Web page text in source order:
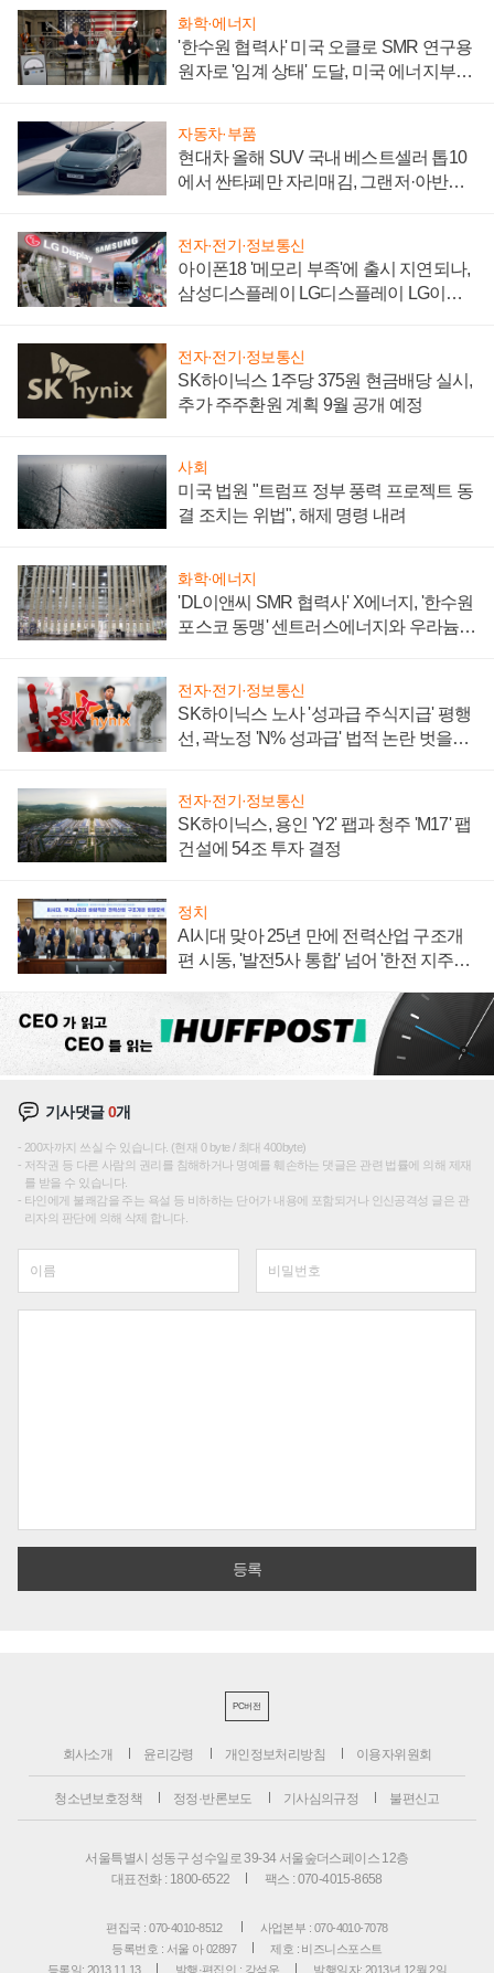
화학·에너지
'한수원 협력사' 미국 오클로 SMR 연구용
원자로 '임계 상태' 도달, 미국 에너지부
자동차·부품
현대차 올해 SUV 국내 베스트셀러 톱10
에서 싼타페만 자리매김, 그랜저·아반떼
전자·전기·정보통신
아이폰18 '메모리 부족'에 출시 지연되나,
삼성디스플레이 LG디스플레이 LG이노
전자·전기·정보통신
SK하이닉스 1주당 375원 현금배당 실시,
추가 주주환원 계획 9월 공개 예정
사회
미국 법원 "트럼프 정부 풍력 프로젝트 동
결 조치는 위법", 해제 명령 내려
화학·에너지
'DL이앤씨 SMR 협력사' X에너지, '한수원
포스코 동맹' 센트러스에너지와 우라늄
전자·전기·정보통신
SK하이닉스 노사 '성과급 주식지급' 평행
선, 곽노정 'N% 성과급' 법적 논란 벗을지
전자·전기·정보통신
SK하이닉스, 용인 'Y2' 팹과 청주 'M17' 팹
건설에 54조 투자 결정
정치
AI시대 맞아 25년 만에 전력산업 구조개
편 시동, '발전5사 통합' 넘어 '한전 지주사'
기사댓글0개
200자까지 쓰실 수 있습니다. (현재 0 byte / 최대 400byte)
저작권 등 다른 사람의 권리를 침해하거나 명예를 훼손하는 댓글은 관련 법률에 의해 제재
를 받을 수 있습니다.
타인에게 불쾌감을 주는 욕설 등 비하하는 단어가 내용에 포함되거나 인신공격성 글은 관
리자의 판단에 의해 삭제 합니다.
PC버전
회사소개 윤리강령 개인정보처리방침 이용자위원회
청소년보호정책 정정·반론보도 기사심의규정 불편신고
서울특별시 성동구 성수일로 39-34 서울숲더스페이스 12층
대표전화 : 1800-6522
팩스 : 070-4015-8658
편집국 : 070-4010-8512
사업본부 : 070-4010-7078
등록번호 : 서울 아 02897
제호 : 비즈니스포스트
등록일: 2013.11.13
발행·편집인 : 강석운 발행일자: 2013년 12월 2일